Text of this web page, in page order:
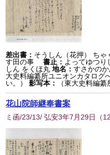
差出書： そうしん（花押） ちゃ
す田の事書止： よってゆつり
しん をくほ丸 地名：すさかの
大史料編纂所ユニオンカタログ
い。）
影写本： （東大史料編纂
花山院師継奉書案
ミ函/23/13/ 弘安3年7月29日 （